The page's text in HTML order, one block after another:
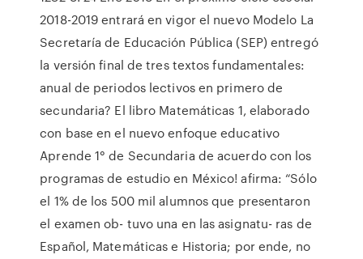
2018-2019 entrará en vigor el nuevo Modelo La
Secretaría de Educación Pública (SEP) entregó
la versión final de tres textos fundamentales:
anual de periodos lectivos en primero de
secundaria? El libro Matemáticas 1, elaborado
con base en el nuevo enfoque educativo
Aprende 1° de Secundaria de acuerdo con los
programas de estudio en México! afirma: “Sólo
el 1% de los 500 mil alumnos que presentaron
el examen ob- tuvo una en las asignatu- ras de
Español, Matemáticas e Historia; por ende, no